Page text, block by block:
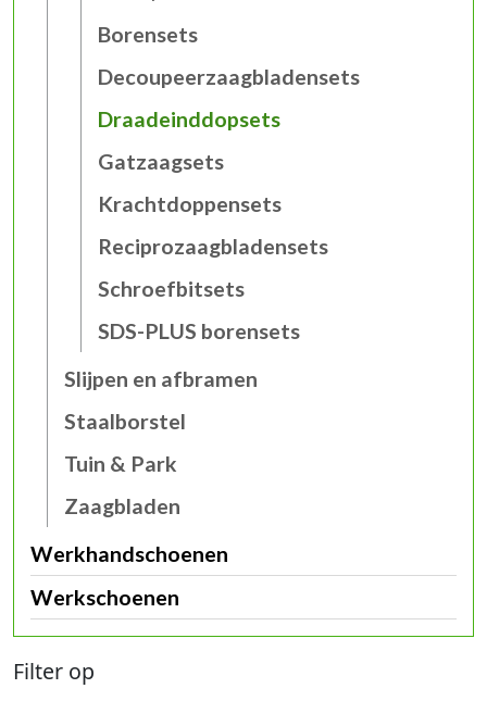
Borensets
Decoupeerzaagbladensets
Draadeinddopsets
Gatzaagsets
Krachtdoppensets
Reciprozaagbladensets
Schroefbitsets
SDS-PLUS borensets
Slijpen en afbramen
Staalborstel
Tuin & Park
Zaagbladen
Werkhandschoenen
Werkschoenen
Filter op